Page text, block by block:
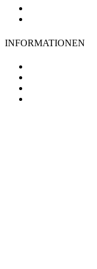
INFORMATIONEN